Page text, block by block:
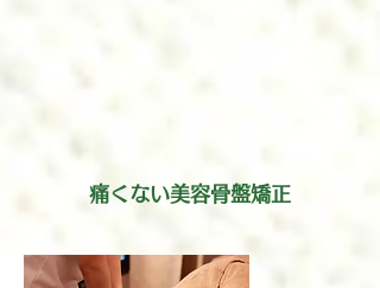
痛くない美容骨盤矯正